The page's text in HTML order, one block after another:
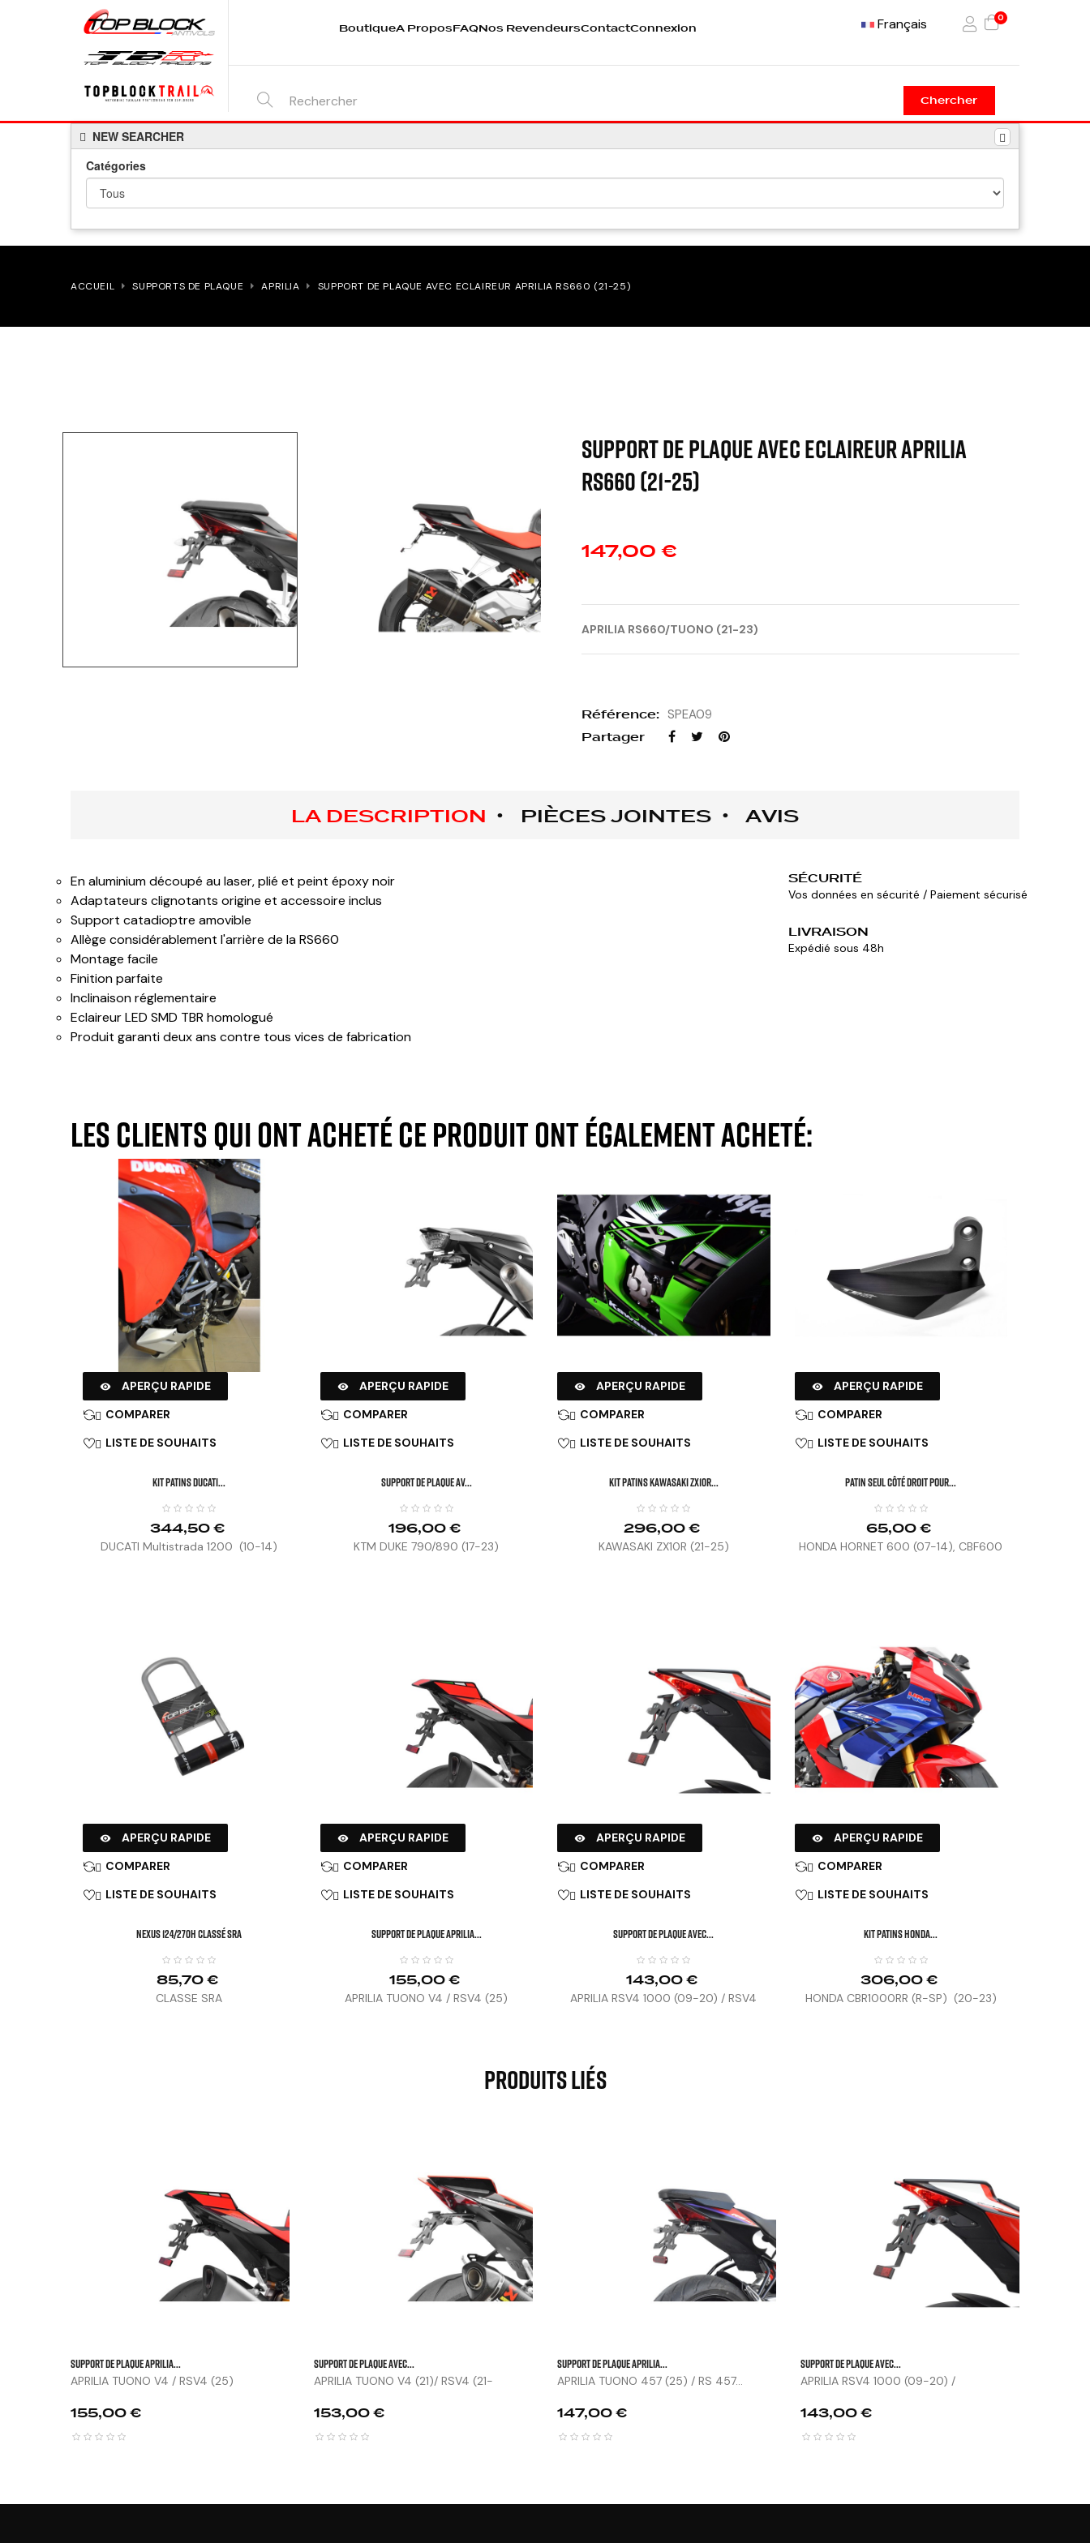
BoutiqueA ProposFAQNos RevendeursContactConnexion Français 0
Chercher
NEW SEARCHER
Catégories
ACCUEIL SUPPORTS DE PLAQUE APRILIA SUPPORT DE PLAQUE AVEC ECLAIREUR APRILIA RS660 (21-25)
SUPPORT DE PLAQUE AVEC ECLAIREUR APRILIA
RS660 (21-25)
147,00 €
APRILIA RS660/TUONO (21-23)
Référence: SPEA09
Partager
LA DESCRIPTION PIÈCES JOINTES AVIS
En aluminium découpé au laser, plié et peint époxy noir
Adaptateurs clignotants origine et accessoire inclus
Support catadioptre amovible
Allège considérablement l'arrière de la RS660
Montage facile
Finition parfaite
Inclinaison réglementaire
Eclaireur LED SMD TBR homologué
Produit garanti deux ans contre tous vices de fabrication
SÉCURITÉ
Vos données en sécurité / Paiement sécurisé
LIVRAISON
Expédié sous 48h
Les clients qui ont acheté ce produit ont également acheté:
 APERÇU RAPIDE
 COMPARER
 LISTE DE SOUHAITS
KIT PATINS DUCATI...
344,50 €
DUCATI Multistrada 1200 (10-14)
 APERÇU RAPIDE
 COMPARER
 LISTE DE SOUHAITS
SUPPORT DE PLAQUE AV...
196,00 €
KTM DUKE 790/890 (17-23)
 APERÇU RAPIDE
 COMPARER
 LISTE DE SOUHAITS
KIT PATINS KAWASAKI ZX10R...
296,00 €
KAWASAKI ZX10R (21-25)
 APERÇU RAPIDE
 COMPARER
 LISTE DE SOUHAITS
Patin Seul Côté Droit Pour...
65,00 €
HONDA HORNET 600 (07-14), CBF600
 APERÇU RAPIDE
 COMPARER
 LISTE DE SOUHAITS
NEXUS 124/270H Classé SRA
85,70 €
CLASSE SRA
 APERÇU RAPIDE
 COMPARER
 LISTE DE SOUHAITS
SUPPORT DE PLAQUE APRILIA...
155,00 €
APRILIA TUONO V4 / RSV4 (25)
 APERÇU RAPIDE
 COMPARER
 LISTE DE SOUHAITS
SUPPORT DE PLAQUE AVEC...
143,00 €
APRILIA RSV4 1000 (09-20) / RSV4
 APERÇU RAPIDE
 COMPARER
 LISTE DE SOUHAITS
KIT PATINS HONDA...
306,00 €
HONDA CBR1000RR (R-SP) (20-23)
Produits Liés
SUPPORT DE PLAQUE APRILIA...
APRILIA TUONO V4 / RSV4 (25)
Prix
155,00 €
SUPPORT DE PLAQUE AVEC...
APRILIA TUONO V4 (21)/ RSV4 (21-
Prix
153,00 €
SUPPORT DE PLAQUE APRILIA...
APRILIA TUONO 457 (25) / RS 457...
Prix
147,00 €
SUPPORT DE PLAQUE AVEC...
APRILIA RSV4 1000 (09-20) /
Prix
143,00 €